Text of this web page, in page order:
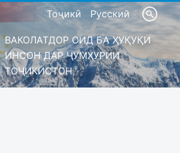
Тоҷикӣ Русский
ВАКОЛАТДОР ОИД БА ҲУҚУҚИ
ИНСОН ДАР ҶУМҲУРИИ
ТОҶИКИСТОН